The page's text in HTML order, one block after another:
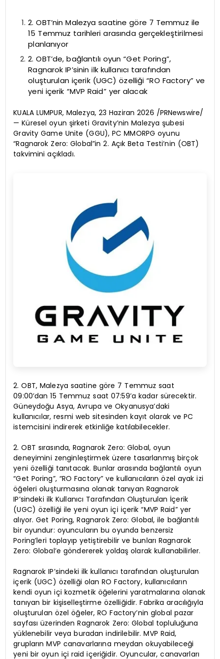
2. OBT’nin Malezya saatine göre 7 Temmuz ile
15 Temmuz tarihleri arasında gerçekleştirilmesi
planlanıyor
2. OBT’de, bağlantılı oyun “Get Poring”,
Ragnarok IP’sinin ilk kullanıcı tarafından
oluşturulan içerik (UGC) özelliği “RO Factory” ve
yeni içerik “MVP Raid” yer alacak
KUALA LUMPUR, Malezya, 23 Haziran 2026 /PRNewswire/
— Küresel oyun şirketi Gravity’nin Malezya şubesi
Gravity Game Unite (GGU), PC MMORPG oyunu
“Ragnarok Zero: Global”in 2. Açık Beta Testi’nin (OBT)
takvimini açıkladı.
2. OBT, Malezya saatine göre 7 Temmuz saat
09:00’dan 15 Temmuz saat 07:59’a kadar sürecektir.
Güneydoğu Asya, Avrupa ve Okyanusya’daki
kullanıcılar, resmi web sitesinden kayıt olarak ve PC
istemcisini indirerek etkinliğe katılabilecekler.
2. OBT sırasında, Ragnarok Zero: Global, oyun
deneyimini zenginleştirmek üzere tasarlanmış birçok
yeni özelliği tanıtacak. Bunlar arasında bağlantılı oyun
“Get Poring”, “RO Factory” ve kullanıcıların özel ayak izi
öğeleri oluşturmasına olanak tanıyan Ragnarok
IP’sindeki ilk Kullanıcı Tarafından Oluşturulan İçerik
(UGC) özelliği ile yeni oyun içi içerik “MVP Raid” yer
alıyor. Get Poring, Ragnarok Zero: Global, ile bağlantılı
bir oyundur: oyuncuların bu oyunda benzersiz
Poring’leri toplayıp yetiştirebilir ve bunları Ragnarok
Zero: Global’e göndererek yoldaş olarak kullanabilirler.
Ragnarok IP’sindeki ilk kullanıcı tarafından oluşturulan
içerik (UGC) özelliği olan RO Factory, kullanıcıların
kendi oyun içi kozmetik öğelerini yaratmalarına olanak
tanıyan bir kişiselleştirme özelliğidir. Fabrika aracılığıyla
oluşturulan özel öğeler, RO Factory’nin global pazar
sayfası üzerinden Ragnarok Zero: Global topluluğuna
yüklenebilir veya buradan indirilebilir. MVP Raid,
grupların MVP canavarlarına meydan okuyabileceği
yeni bir oyun içi raid içeriğidir. Oyuncular, canavarları